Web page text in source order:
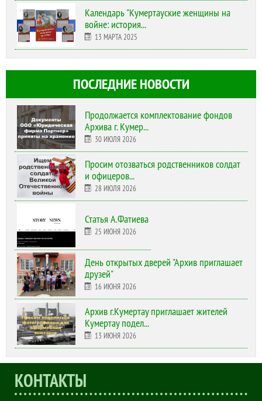
Календарь "Кумертауские женщины на
войне: история...
13 МАРТА 2025
ПОСЛЕДНИЕ НОВОСТИ
Продолжается комплектование фондов
Архива г. Кумер...
30 ИЮЛЯ 2026
Просим отозваться родственников солдат
и офицеров...
28 ИЮЛЯ 2026
Статья А.Фатиева
25 ИЮНЯ 2026
День открытых дверей "Архив приглашает
друзей"
16 ИЮНЯ 2026
Архив г.Кумертау приглашает жителей
Кумертау подел...
13 ИЮНЯ 2026
КОНТАКТЫ